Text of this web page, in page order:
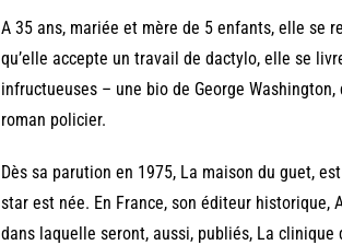
A 35 ans, mariée et mère de 5 enfants, elle se
qu’elle accepte un travail de dactylo, elle se
infructueuses – une bio de George
roman policier.
Dès sa parution en 1975, La maison du guet,
star est née. En France, son éditeur
dans laquelle seront, aussi, publiés, La